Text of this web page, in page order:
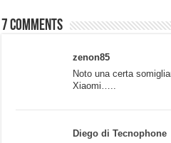
7 comments
zenon85
Noto una certa
Xiaomi…..
Diego di Tecnophone